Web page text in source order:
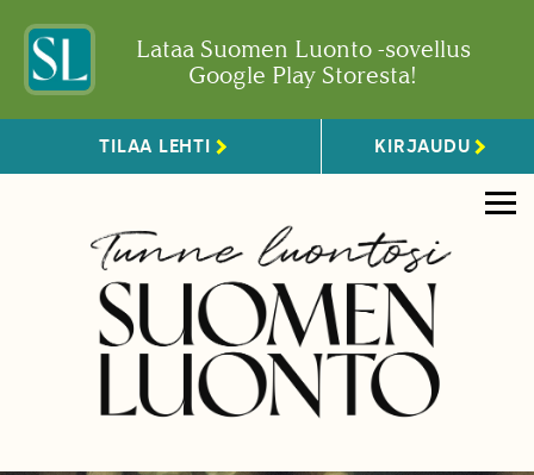
Lataa Suomen Luonto -sovellus
Google Play Storesta!
TILAA LEHTI KIRJAUDU